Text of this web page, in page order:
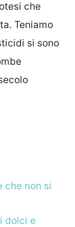
che
Teniamo
si sono
che non si
dolci e